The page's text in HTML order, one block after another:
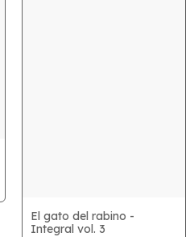
El gato del rabino -
Integral vol. 3